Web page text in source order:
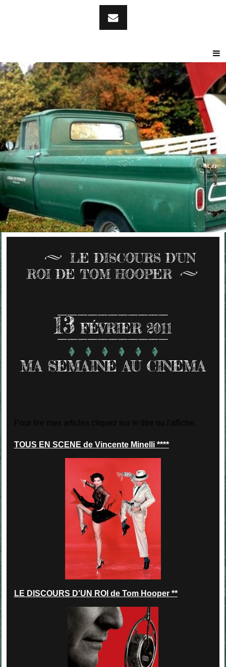
LE DISCOURS D'UN
ROI DE TOM HOOPER
13 FÉVRIER 2011
MA SEMAINE AU CINEMA
TOUS EN SCENE de Vincente Minelli ****
LE DISCOURS D'UN ROI de Tom Hooper **